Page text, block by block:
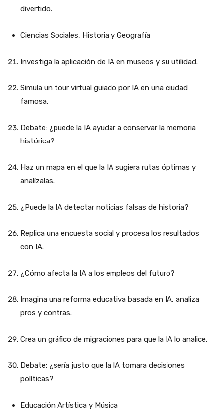
divertido.
Ciencias Sociales, Historia y Geografía
Investiga la aplicación de IA en museos y su utilidad.
Simula un tour virtual guiado por IA en una ciudad
famosa.
Debate: ¿puede la IA ayudar a conservar la memoria
histórica?
Haz un mapa en el que la IA sugiera rutas óptimas y
analízalas.
¿Puede la IA detectar noticias falsas de historia?
Replica una encuesta social y procesa los resultados
con IA.
¿Cómo afecta la IA a los empleos del futuro?
Imagina una reforma educativa basada en IA, analiza
pros y contras.
Crea un gráfico de migraciones para que la IA lo analice.
Debate: ¿sería justo que la IA tomara decisiones
políticas?
Educación Artística y Música